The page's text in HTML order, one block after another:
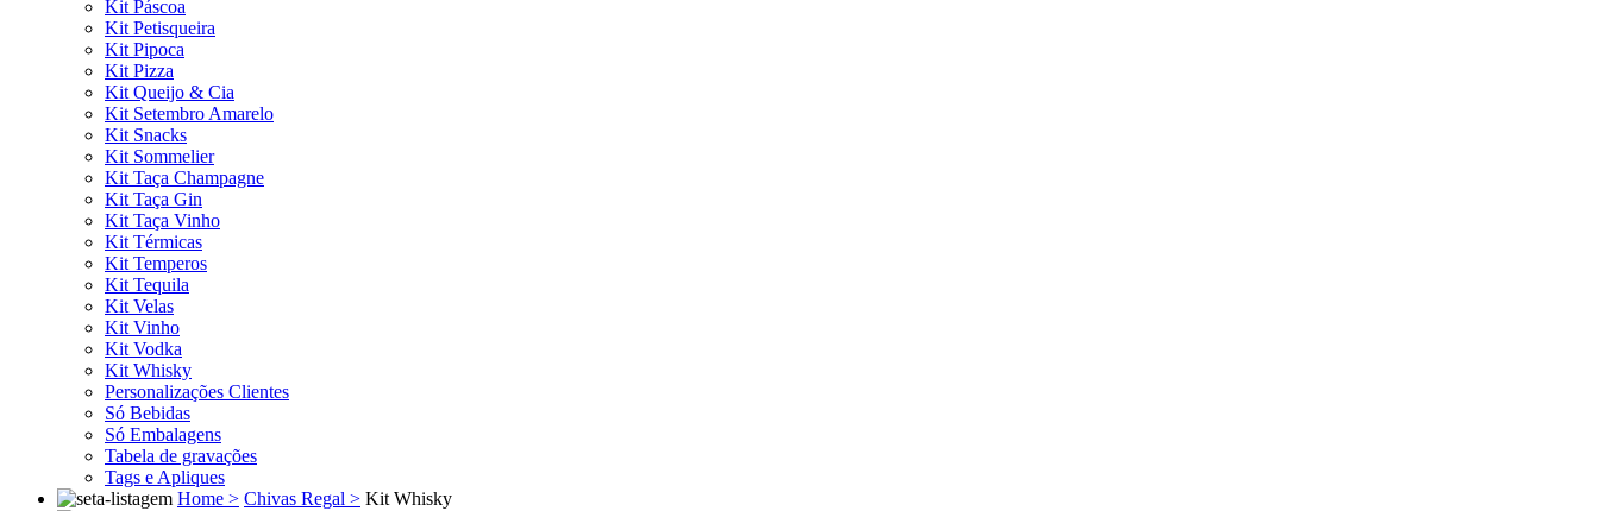
Kit Páscoa
Kit Petisqueira
Kit Pipoca
Kit Pizza
Kit Queijo & Cia
Kit Setembro Amarelo
Kit Snacks
Kit Sommelier
Kit Taça Champagne
Kit Taça Gin
Kit Taça Vinho
Kit Térmicas
Kit Temperos
Kit Tequila
Kit Velas
Kit Vinho
Kit Vodka
Kit Whisky
Personalizações Clientes
Só Bebidas
Só Embalagens
Tabela de gravações
Tags e Apliques
Home > Chivas Regal > Kit Whisky